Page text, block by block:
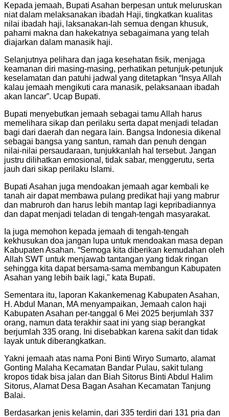
Kepada jemaah, Bupati Asahan berpesan untuk meluruskan
niat dalam melaksanakan ibadah Haji, tingkatkan kualitas
nilai ibadah haji, laksanakan-lah semua dengan khusuk,
pahami makna dan hakekatnya sebagaimana yang telah
diajarkan dalam manasik haji.
Selanjutnya pelihara dan jaga kesehatan fisik, menjaga
keamanan diri masing-masing, perhatikan petunjuk-petunjuk
keselamatan dan patuhi jadwal yang ditetapkan “Insya Allah
kalau jemaah mengikuti cara manasik, pelaksanaan ibadah
akan lancar”. Ucap Bupati.
Bupati menyebutkan jemaah sebagai tamu Allah harus
memelihara sikap dan perilaku serta dapat menjadi teladan
bagi dari daerah dan negara lain. Bangsa Indonesia dikenal
sebagai bangsa yang santun, ramah dan penuh dengan
nilai-nilai persaudaraan, tunjukkanlah hal tersebut. Jangan
justru dilihatkan emosional, tidak sabar, menggerutu, serta
jauh dari sikap perilaku Islami.
Bupati Asahan juga mendoakan jemaah agar kembali ke
tanah air dapat membawa pulang predikat haji yang mabrur
dan mabruroh dan harus lebih mantap lagi kepribadiannya
dan dapat menjadi teladan di tengah-tengah masyarakat.
Ia juga memohon kepada jemaah di tengah-tengah
kekhusukan doa jangan lupa untuk mendoakan masa depan
Kabupaten Asahan. “Semoga kita diberikan kemudahan oleh
Allah SWT untuk menjawab tantangan yang tidak ringan
sehingga kita dapat bersama-sama membangun Kabupaten
Asahan yang lebih baik lagi," kata Bupati.
Sementara itu, laporan Kakankemenag Kabupaten Asahan,
H. Abdul Manan, MA menyampaikan, Jemaah calon haji
Kabupaten Asahan per-tanggal 6 Mei 2025 berjumlah 337
orang, namun data terakhir saat ini yang siap berangkat
berjumlah 335 orang. Ini disebabkan karena sakit dan tidak
layak untuk diberangkatkan.
Yakni jemaah atas nama Poni Binti Wiryo Sumarto, alamat
Gonting Malaha Kecamatan Bandar Pulau, sakit tulang
kropos tidak bisa jalan dan Biah Sitorus Binti Abdul Halim
Sitorus, Alamat Desa Bagan Asahan Kecamatan Tanjung
Balai.
Berdasarkan jenis kelamin, dari 335 terdiri dari 131 pria dan